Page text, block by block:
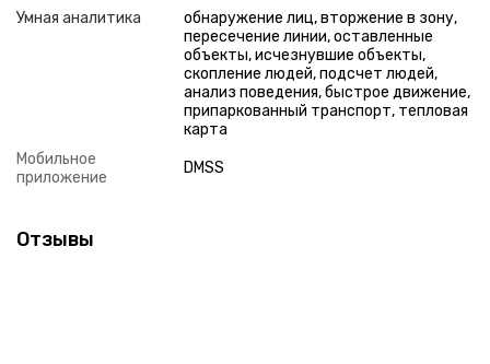
Умная аналитика
обнаружение лиц, вторжение в зону,
пересечение линии, оставленные
объекты, исчезнувшие объекты,
скопление людей, подсчет людей,
анализ поведения, быстрое движение,
припаркованный транспорт, тепловая
карта
Мобильное
приложение
DMSS
Отзывы